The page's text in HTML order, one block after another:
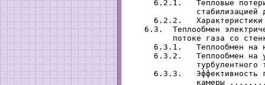
6.2.1.   Тепловые
стабилизацией
6.2.2.
6.3.  Теплообмен
потоке газа со
6.3.1.   Теплообмен на
6.3.2.   Теплообмен на
турбулентного
6.3.3.   Эффективность
камеры